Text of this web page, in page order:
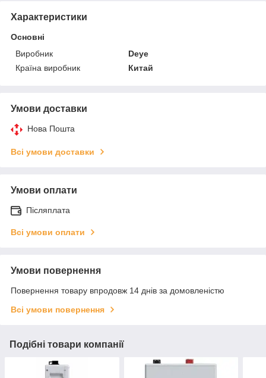
Характеристики
Основні
Виробник
Deye
Країна виробник
Китай
Умови доставки
Нова Пошта
Всі умови доставки
Умови оплати
Післяплата
Всі умови оплати
Умови повернення
Повернення товару впродовж 14 днів за домовленістю
Всі умови повернення
Подібні товари компанії